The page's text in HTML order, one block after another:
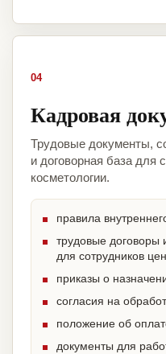
04
Кадровая
Трудовые документы,
и договорная база для
косметологии.
правила
трудовые договоры
для сотрудников
приказы о
согласия на
положение об
документы для